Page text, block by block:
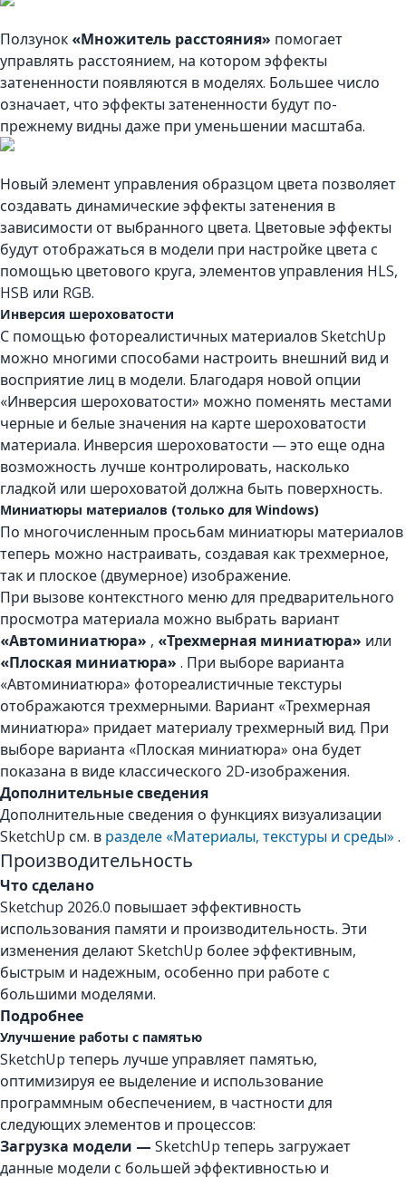
Ползунок «Множитель расстояния» помогает
управлять расстоянием, на котором эффекты
затененности появляются в моделях. Большее число
означает, что эффекты затененности будут по-
прежнему видны даже при уменьшении масштаба.
Новый элемент управления образцом цвета позволяет
создавать динамические эффекты затенения в
зависимости от выбранного цвета. Цветовые эффекты
будут отображаться в модели при настройке цвета с
помощью цветового круга, элементов управления HLS,
HSB или RGB.
Инверсия шероховатости
С помощью фотореалистичных материалов SketchUp
можно многими способами настроить внешний вид и
восприятие лиц в модели. Благодаря новой опции
«Инверсия шероховатости» можно поменять местами
черные и белые значения на карте шероховатости
материала. Инверсия шероховатости — это еще одна
возможность лучше контролировать, насколько
гладкой или шероховатой должна быть поверхность.
Миниатюры материалов (только для Windows)
По многочисленным просьбам миниатюры материалов
теперь можно настраивать, создавая как трехмерное,
так и плоское (двумерное) изображение.
При вызове контекстного меню для предварительного
просмотра материала можно выбрать вариант
«Автоминиатюра» , «Трехмерная миниатюра» или
«Плоская миниатюра» . При выборе варианта
«Автоминиатюра» фотореалистичные текстуры
отображаются трехмерными. Вариант «Трехмерная
миниатюра» придает материалу трехмерный вид. При
выборе варианта «Плоская миниатюра» она будет
показана в виде классического 2D-изображения.
Дополнительные сведения
Дополнительные сведения о функциях визуализации
SketchUp см. в разделе «Материалы, текстуры и среды» .
Производительность
Что сделано
Sketchup 2026.0 повышает эффективность
использования памяти и производительность. Эти
изменения делают SketchUp более эффективным,
быстрым и надежным, особенно при работе с
большими моделями.
Подробнее
Улучшение работы с памятью
SketchUp теперь лучше управляет памятью,
оптимизируя ее выделение и использование
программным обеспечением, в частности для
следующих элементов и процессов:
Загрузка модели — SketchUp теперь загружает
данные модели с большей эффективностью и